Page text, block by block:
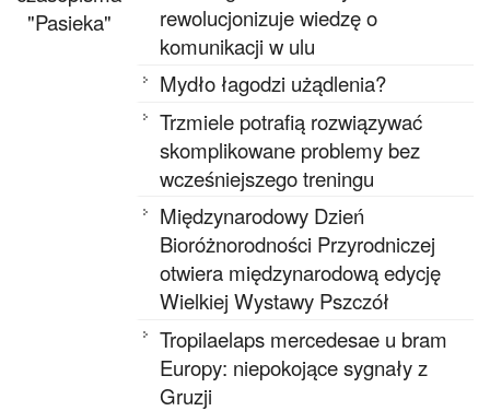
"Pasieka"
rewolucjonizuje wiedzę o
komunikacji w ulu
Mydło łagodzi użądlenia?
Trzmiele potrafią rozwiązywać
skomplikowane problemy bez
wcześniejszego treningu
Międzynarodowy Dzień
Bioróżnorodności Przyrodniczej
otwiera międzynarodową edycję
Wielkiej Wystawy Pszczół
Tropilaelaps mercedesae u bram
Europy: niepokojące sygnały z
Gruzji